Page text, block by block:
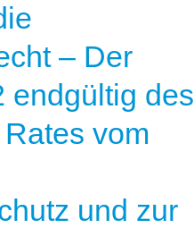
– Der
endgültig des
vom
und zur